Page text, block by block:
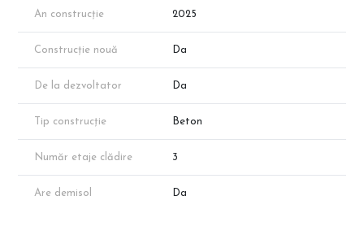
An construcție 2025
Construcție nouă Da
De la dezvoltator Da
Tip construcție Beton
Număr etaje clădire 3
Are demisol Da